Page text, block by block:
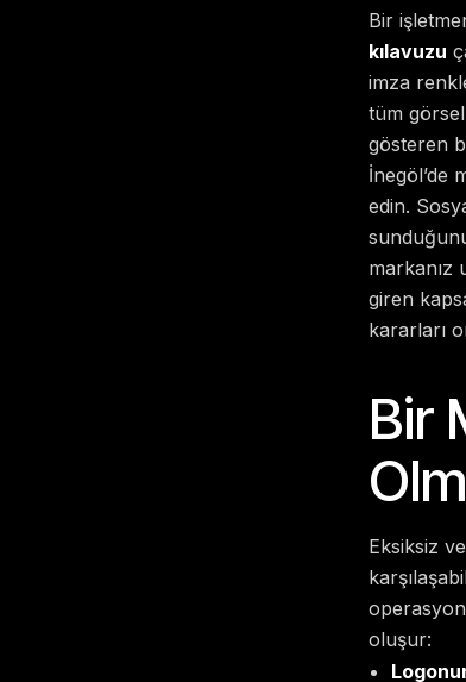
Bir
kılavuzu
imza
tüm
gösteren
İnegöl’de
edin.
markanız
giren
kararları
Bir
Eksiksiz
oluşur: